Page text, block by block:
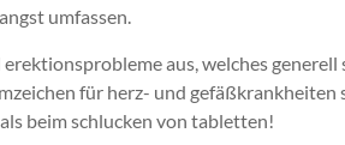
umfassen.
aus, welches
für herz- und
beim schlucken von tabletten!